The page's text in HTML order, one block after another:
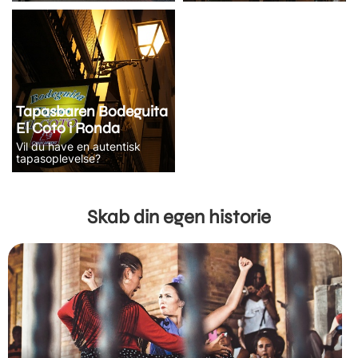
Tapasbaren Bodeguita
El Coto i Ronda
Vil du have en autentisk
tapasoplevelse?
Skab din egen historie